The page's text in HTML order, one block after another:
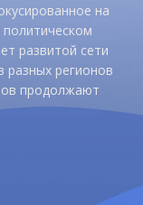
на
развитой сети
разных регионов
продолжают